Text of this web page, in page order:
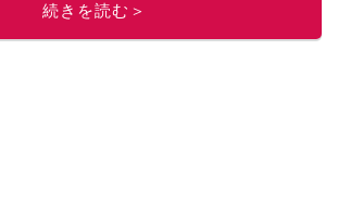
続きを読む＞